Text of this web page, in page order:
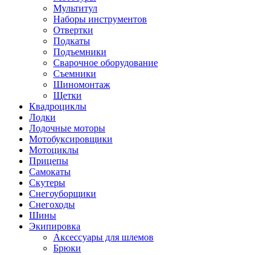
Мультитул
Наборы инструментов
Отвертки
Подкаты
Подъемники
Сварочное оборудование
Съемники
Шиномонтаж
Щетки
Квадроциклы
Лодки
Лодочные моторы
Мотобуксировщики
Мотоциклы
Прицепы
Самокаты
Скутеры
Снегоуборщики
Снегоходы
Шины
Экипировка
Аксессуары для шлемов
Брюки